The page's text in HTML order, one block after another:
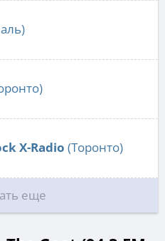
X-Radio (Торонто)
еще